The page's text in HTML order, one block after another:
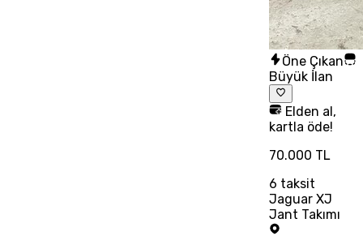
Öne Çıkan
Büyük İlan
Elden al,
kartla öde!
70.000 TL
6 taksit
Jaguar XJ
Jant Takımı